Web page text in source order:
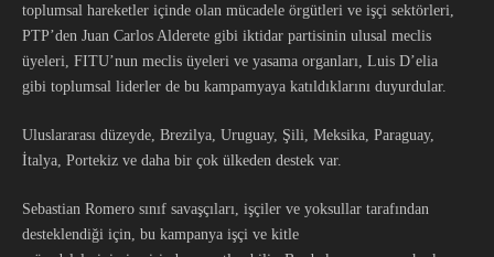
toplumsal hareketler içinde olan mücadele örgütleri ve işçi sektörleri,
PTP’den Juan Carlos Alderete gibi iktidar partisinin ulusal meclis
üyeleri, FITU’nun meclis üyeleri ve yasama organları, Luis D’elia
gibi toplumsal liderler de bu kampamyaya katıldıklarını duyurdular.
Uluslararası düzeyde, Brezilya, Uruguay, Şili, Meksika, Paraguay,
İtalya, Portekiz ve daha bir çok ülkeden destek var.
Sebastian Romero sınıf savaşçıları, işçiler ve yoksullar tarafından
desteklendiği için, bu kampanya işçi ve kitle